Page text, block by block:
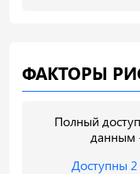
ФАКТОРЫ
Полный
данным
Доступны 2